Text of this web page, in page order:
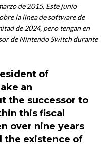
de 2015. Este junio
la línea de software de
de 2024, pero tengan en
de Nintendo Switch durante
of
an
the successor to
this fiscal
over nine years
the existence of